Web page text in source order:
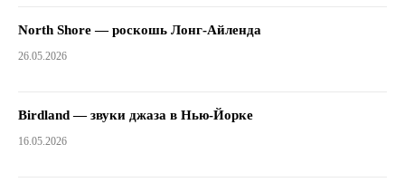
North Shore — роскошь Лонг-Айленда
26.05.2026
Birdland — звуки джаза в Нью-Йорке
16.05.2026